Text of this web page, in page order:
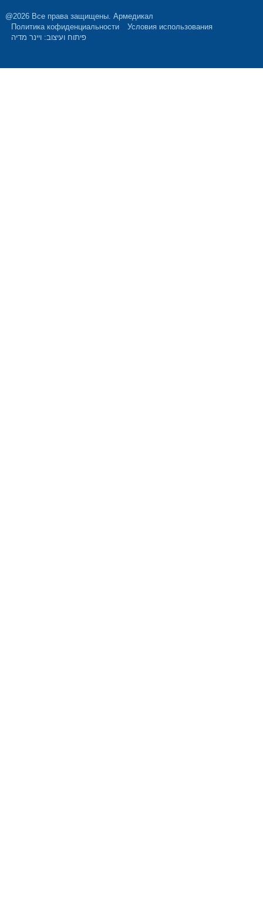
@2026 Все права защищены. Армедикал
Политика кофиденциальности
Условия использования
פיתוח ועיצוב: ויינר מדיה